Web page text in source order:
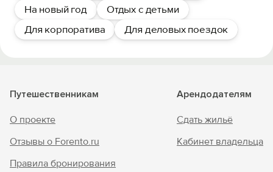
На новый год
Отдых с детьми
Для корпоратива
Для деловых поездок
Путешественникам
О проекте
Отзывы о Forento.ru
Правила бронирования
Арендодателям
Сдать жильё
Кабинет владельца